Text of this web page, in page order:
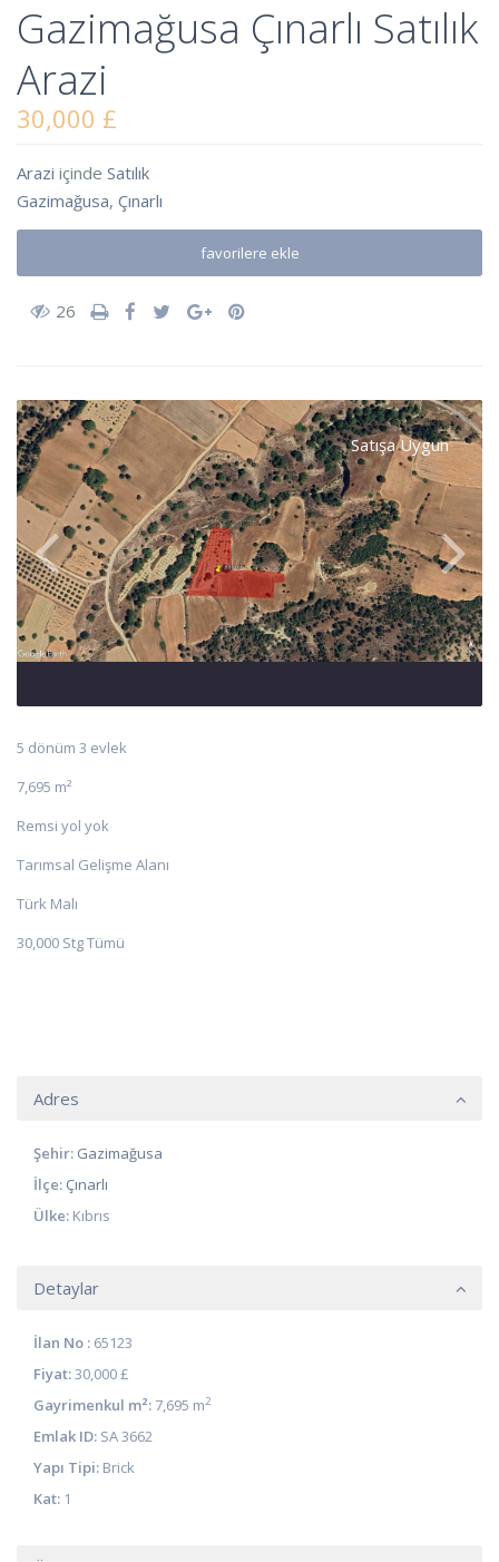
Gazimağusa Çınarlı Satılık
Arazi
30,000 £
Arazi içinde Satılık
Gazimağusa, Çınarlı
favorilere ekle
26
Satışa Uygun
5 dönüm 3 evlek
7,695 m²
Remsi yol yok
Tarımsal Gelişme Alanı
Türk Malı
30,000 Stg Tümü
Adres
Şehir: Gazimağusa
İlçe: Çınarlı
Ülke: Kıbrıs
Detaylar
İlan No : 65123
Fiyat:30,000 £
Gayrimenkul m²: 7,695 m2
Emlak ID: SA 3662
Yapı Tipi: Brick
Kat: 1